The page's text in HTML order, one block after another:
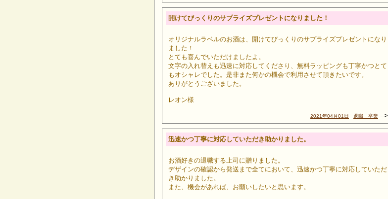
開けてびっくりのサプライズプレゼントになりました！
オリジナルラベルのお酒は、開けてびっくりのサプライズプレゼントになり
ました！
とても喜んでいただけましたよ。
文字の入れ替えも迅速に対応してくださり、無料ラッピングも丁寧かつとて
もオシャレでした。是非また何かの機会で利用させて頂きたいです。
ありがとうございました。
レオン様
2021年04月01日 退職 卒業 -->
迅速かつ丁寧に対応していただき助かりました。
お酒好きの退職する上司に贈りました。
デザインの確認から発送まで全てにおいて、迅速かつ丁寧に対応していただ
き助かりました。
また、機会があれば、お願いしたいと思います。